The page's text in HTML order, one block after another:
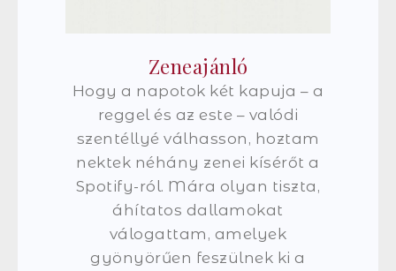
Zeneajánló
Hogy a napotok két kapuja – a
reggel és az este – valódi
szentéllyé válhasson, hoztam
nektek néhány zenei kísérőt a
Spotify-ról. Mára olyan tiszta,
áhítatos dallamokat
válogattam, amelyek
gyönyörűen feszülnek ki a